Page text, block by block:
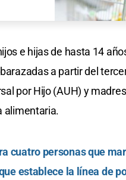
e hijas de hasta 14
a partir del
por Hijo (AUH) y
alimentaria.
cuatro personas que
establece la línea de